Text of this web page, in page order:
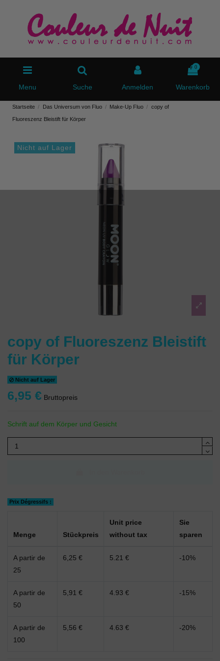
Menu Suche Anmelden
0
Warenkorb
Startseite Das Universum von Fluo Make-Up Fluo copy of
Fluoreszenz Bleistift für Körper
Nicht auf Lager
copy of Fluoreszenz Bleistift
für Körper
Nicht auf Lager
6,95 € Bruttopreis
Schrift auf dem Körper und Gesicht
Prix Dégressifs :
Menge Stückpreis
Unit price
without tax
Sie
sparen
A partir de
25
6,25 € 5.21 € -10%
A partir de
50
5,91 € 4.93 € -15%
A partir de
100
5,56 € 4.63 € -20%